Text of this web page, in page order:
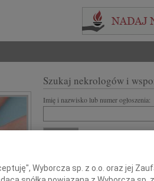
Szukaj nekrologów i
Imię i nazwisko lub numer ogłoszenia:
Wyborcza sp. z o.o. oraz jej